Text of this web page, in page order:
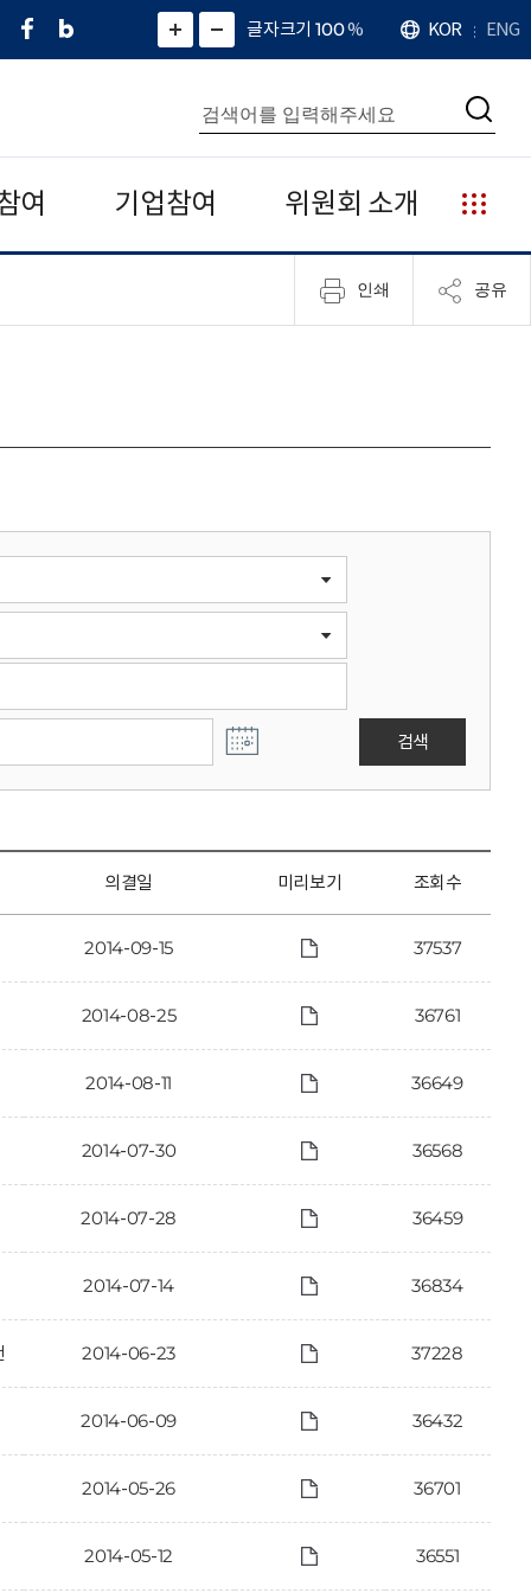
페
네
그
)
화
면
면
소
확
대
치
글자크기 100%
언
어
KOR ENG
통
합
검
색
검
여 기업참여 위원회 소개
누
리
집
안
인쇄 공유
검색
의결일 미리보기 조회수
2014-09-15 37537
2014-08-25 36761
2014-08-11 36649
2014-07-30 36568
2014-07-28 36459
2014-07-14 36834
2014-06-23 37228
2014-06-09 36432
2014-05-26 36701
2014-05-12 36551